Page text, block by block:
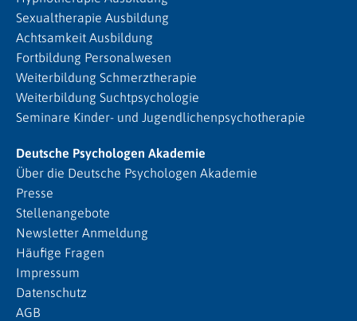
Sexualtherapie Ausbildung
Achtsamkeit Ausbildung
Fortbildung Personalwesen
Weiterbildung Schmerztherapie
Weiterbildung Suchtpsychologie
Seminare Kinder- und Jugendlichenpsychotherapie
Deutsche Psychologen Akademie
Über die Deutsche Psychologen Akademie
Presse
Stellenangebote
Newsletter Anmeldung
Häufige Fragen
Impressum
Datenschutz
AGB